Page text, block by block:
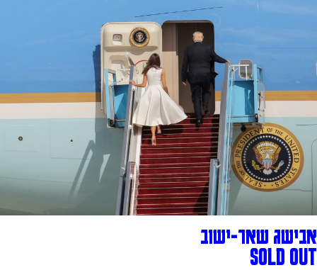
אבישג שאר-ישוב
SOLD OUT